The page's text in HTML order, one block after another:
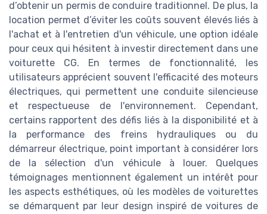
d’obtenir un permis de conduire traditionnel. De plus, la
location permet d’éviter les coûts souvent élevés liés à
l'achat et à l'entretien d'un véhicule, une option idéale
pour ceux qui hésitent à investir directement dans une
voiturette CG. En termes de fonctionnalité, les
utilisateurs apprécient souvent l'efficacité des moteurs
électriques, qui permettent une conduite silencieuse
et respectueuse de l'environnement. Cependant,
certains rapportent des défis liés à la disponibilité et à
la performance des freins hydrauliques ou du
démarreur électrique, point important à considérer lors
de la sélection d'un véhicule à louer. Quelques
témoignages mentionnent également un intérêt pour
les aspects esthétiques, où les modèles de voiturettes
se démarquent par leur design inspiré de voitures de